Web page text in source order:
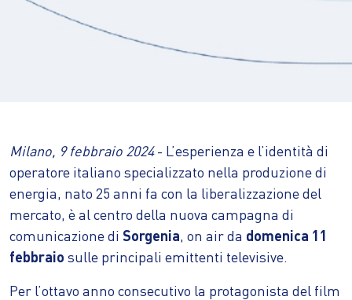
Milano, 9 febbraio 2024- L’esperienza e l’identità di
operatore italiano specializzato nella produzione di
energia, nato 25 anni fa con la liberalizzazione del
mercato, è al centro della nuova campagna di
comunicazione di Sorgenia, on air da domenica 11
febbraio sulle principali emittenti televisive.
Per l’ottavo anno consecutivo la protagonista del film